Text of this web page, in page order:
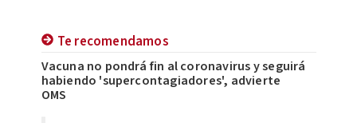
Te recomendamos
Vacuna no pondrá fin al coronavirus y seguirá
habiendo 'supercontagiadores', advierte
OMS